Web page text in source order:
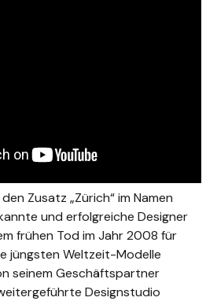
Zusatz „Zürich“ im Namen
und erfolgreiche Designer
frühen Tod im Jahr 2008 für
jüngsten Weltzeit-Modelle
seinem Geschäftspartner
Designstudio